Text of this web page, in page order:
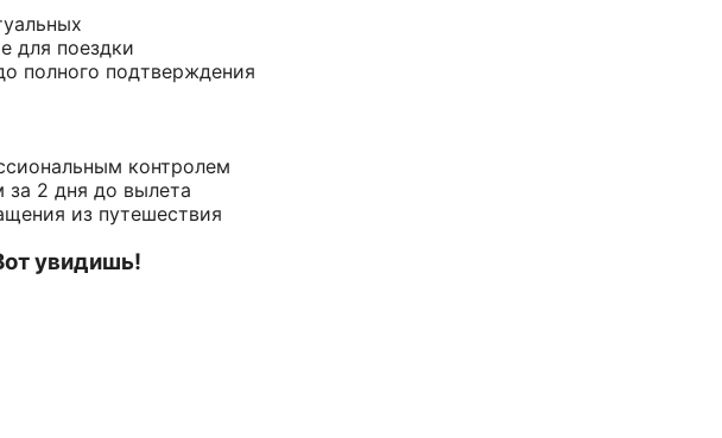
для поездки
полного подтверждения
контролем
2 дня до вылета
из путешествия
увидишь!